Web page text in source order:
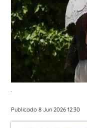
.
Publicado 8 Jun 2026 12:30